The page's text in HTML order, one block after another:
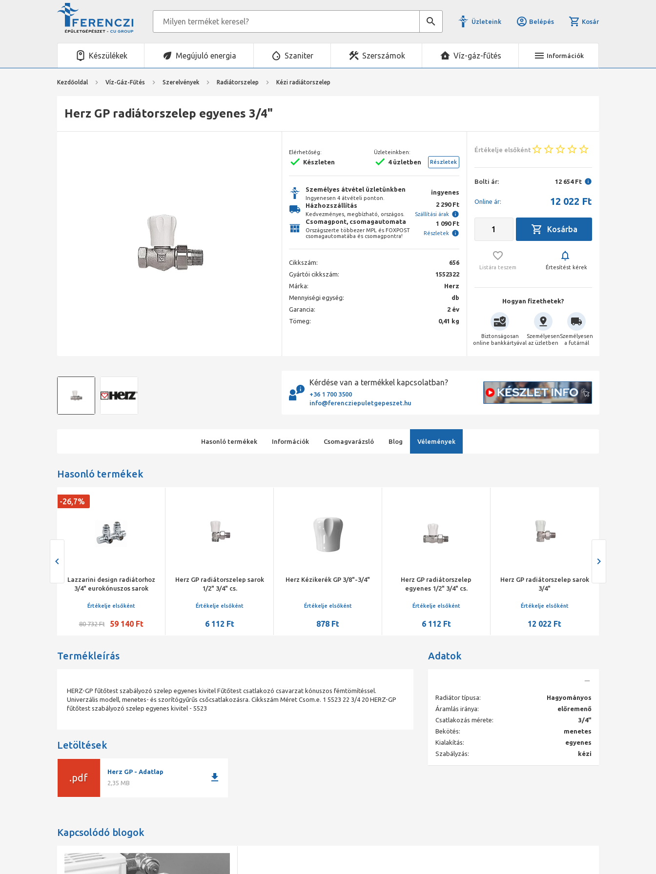
Üzleteink Belépés Kosár
Készülékek Megújuló energia Szaniter Szerszámok Víz-gáz-fűtés Információk
Kezdőoldal Víz-Gáz-Fűtés Szerelvények Radiátorszelep Kézi radiátorszelep
Herz GP radiátorszelep egyenes 3/4"
Elérhetőség:
Készleten
Üzleteinkben:
4 üzletben Részletek
Személyes átvétel üzletünkben
Ingyenesen 4 átvételi ponton.
ingyenes
Házhozszállítás
Kedvezményes, megbízható, országos.
2 290 Ft
Szállítási árak
Csomagpont, csomagautomata
Országszerte többezer MPL és FOXPOST
csomagautomatába és csomagpontra!
1 090 Ft
Részletek
Cikkszám:
656
Gyártói cikkszám:
1552322
Márka:
Herz
Mennyiségi egység:
db
Garancia:
2 év
Tömeg:
0,41 kg
Értékelje elsőként
Bolti ár: 12 654 Ft
Online ár: 12 022 Ft
Listára teszem Értesítést kérek
Hogyan fizethetek?
Biztonságosan
online bankkártyával
Személyesen
az üzletben
Személyesen
a futárnál
Kérdése van a termékkel kapcsolatban?
+36 1 700 3500
info@ferencziepuletgepeszet.hu
Hasonló termékek Információk Csomagvarázsló Blog Vélemények
Hasonló termékek
Lazzarini design radiátorhoz
3/4" eurokónuszos sarok
radiátorszelep 50 mm-es
-26,7%
Értékelje elsőként
80 732 Ft 59 140 Ft
Herz GP radiátorszelep sarok
1/2" 3/4" cs.
Értékelje elsőként
6 112 Ft
Herz Kézikerék GP 3/8"-3/4"
Értékelje elsőként
878 Ft
Herz GP radiátorszelep
egyenes 1/2" 3/4" cs.
Értékelje elsőként
6 112 Ft
Herz GP radiátorszelep sarok
3/4"
Értékelje elsőként
12 022 Ft
Termékleírás
HERZ-GP fűtőtest szabályozó szelep egyenes kivitel Fűtőtest csatlakozó csavarzat kónuszos fémtömítéssel.
Univerzális modell, menetes- és szorítógyűrűs csőcsatlakozásra. Cikkszám Méret Csom.e. 1 5523 22 3/4 20 HERZ-GP
fűtőtest szabályozó szelep egyenes kivitel - 5523
Letöltések
.pdf
Herz GP - Adatlap
2,35 MB
download
Adatok
Radiátor típusa:
Hagyományos
Áramlás iránya:
előremenő
Csatlakozás mérete:
3/4"
Bekötés:
menetes
Kialakítás:
egyenes
Szabályzás:
kézi
Kapcsolódó blogok